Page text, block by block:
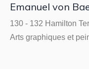
Emanuel von
130 - 132 Hamilton
Arts graphiques et